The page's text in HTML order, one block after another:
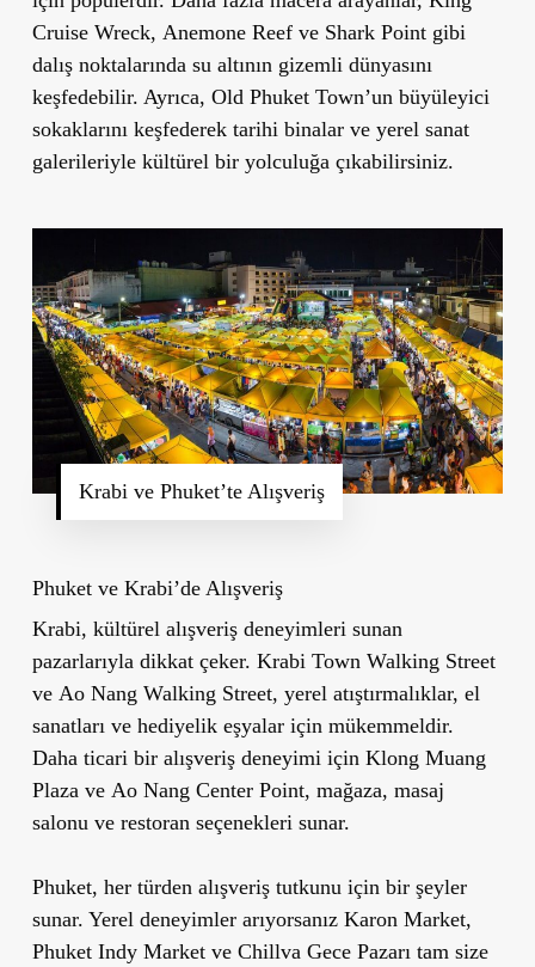
Cruise Wreck, Anemone Reefve Shark Pointgibi
dalış noktalarında su altının gizemli dünyasını
keşfedebilir. Ayrıca, Old Phuket Town’un büyüleyici
sokaklarını keşfederek tarihi binalar ve yerel sanat
galerileriyle kültürel bir yolculuğa çıkabilirsiniz.
Krabi ve Phuket’te Alışveriş
Phuket ve Krabi’de Alışveriş
Krabi, kültürel alışveriş deneyimleri sunan
pazarlarıyla dikkat çeker. Krabi Town Walking Street
ve Ao Nang Walking Street, yerel atıştırmalıklar, el
sanatları ve hediyelik eşyalar için mükemmeldir.
Daha ticari bir alışveriş deneyimi için Klong Muang
Plaza ve Ao Nang Center Point, mağaza, masaj
salonu ve restoran seçenekleri sunar.
Phuket, her türden alışveriş tutkunu için bir şeyler
sunar. Yerel deneyimler arıyorsanız Karon Market,
Phuket Indy Marketve Chillva Gece Pazarı tam size